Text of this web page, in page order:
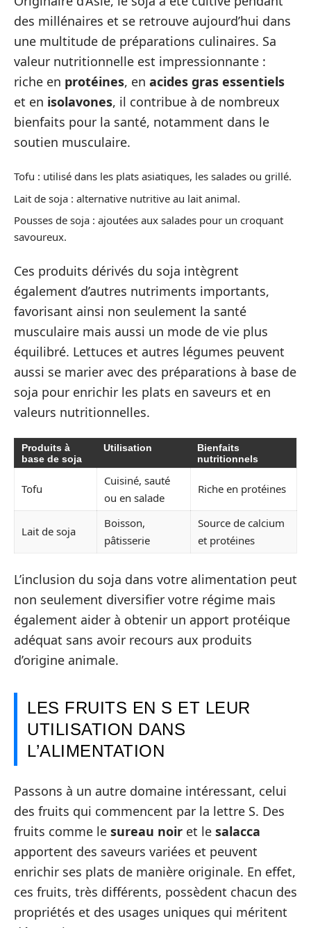
des millénaires et se retrouve aujourd’hui dans
une multitude de préparations culinaires. Sa
valeur nutritionnelle est impressionnante :
riche en protéines, en acides gras essentiels
et en isolavones, il contribue à de nombreux
bienfaits pour la santé, notamment dans le
soutien musculaire.
Tofu : utilisé dans les plats asiatiques, les salades ou grillé.
Lait de soja : alternative nutritive au lait animal.
Pousses de soja : ajoutées aux salades pour un croquant
savoureux.
Ces produits dérivés du soja intègrent
également d’autres nutriments importants,
favorisant ainsi non seulement la santé
musculaire mais aussi un mode de vie plus
équilibré. Lettuces et autres légumes peuvent
aussi se marier avec des préparations à base de
soja pour enrichir les plats en saveurs et en
valeurs nutritionnelles.
Produits à
base de soja
Utilisation
Bienfaits
nutritionnels
Tofu
Cuisiné, sauté
ou en salade
Riche en protéines
Lait de soja
Boisson,
pâtisserie
Source de calcium
et protéines
L’inclusion du soja dans votre alimentation peut
non seulement diversifier votre régime mais
également aider à obtenir un apport protéique
adéquat sans avoir recours aux produits
d’origine animale.
LES FRUITS EN S ET LEUR
UTILISATION DANS
L’ALIMENTATION
Passons à un autre domaine intéressant, celui
des fruits qui commencent par la lettre S. Des
fruits comme le sureau noir et le salacca
apportent des saveurs variées et peuvent
enrichir ses plats de manière originale. En effet,
ces fruits, très différents, possèdent chacun des
propriétés et des usages uniques qui méritent